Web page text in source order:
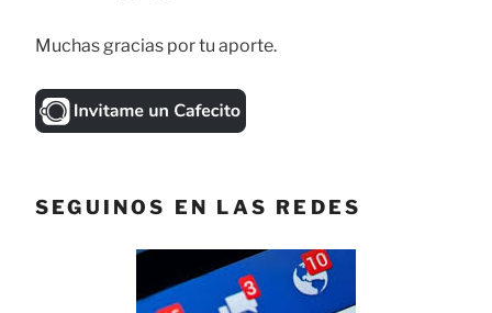
Muchas gracias por tu aporte.
SEGUINOS EN LAS REDES